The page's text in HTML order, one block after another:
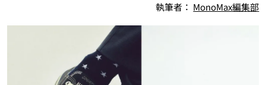
執筆者： MonoMax編集部